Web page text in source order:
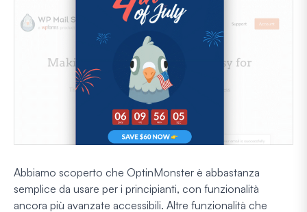
Abbiamo scoperto che OptinMonster è abbastanza
semplice da usare per i principianti, con funzionalità
ancora più avanzate accessibili. Altre funzionalità che